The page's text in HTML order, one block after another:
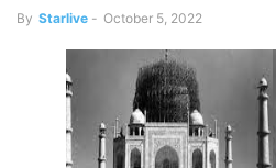
By Starlive - October 5, 2022